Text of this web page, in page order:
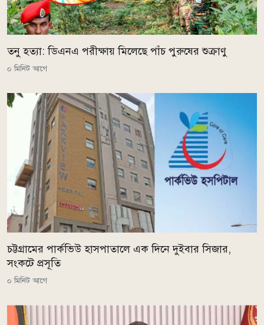
তনু হত্যা: ডিএনএ পরীক্ষায় মিলেছে পাঁচ পুরুষের শুক্রাণু
০ মিনিট আগে
চট্টগ্রামের পার্কভিউ হাসপাতালে এক দিনে দুইবার সিজার,
সংকটে প্রসূতি
০ মিনিট আগে